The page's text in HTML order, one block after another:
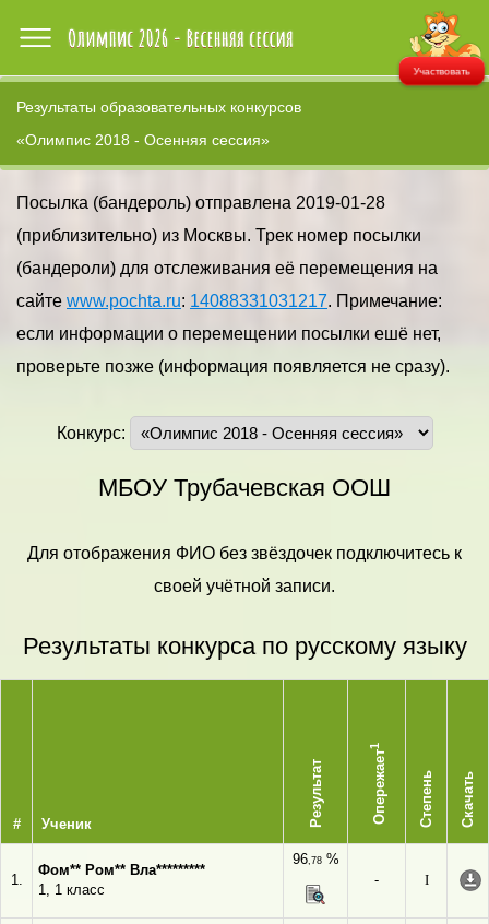
Участвовать
Результаты образовательных конкурсов
«Олимпис 2018 - Осенняя сессия»
Посылка (бандероль) отправлена 2019-01-28
(приблизительно) из Москвы. Трек номер посылки
(бандероли) для отслеживания её перемещения на
сайте www.pochta.ru: 14088331031217. Примечание:
если информации о перемещении посылки ешё нет,
проверьте позже (информация появляется не сразу).
Конкурс:
МБОУ Трубачевская ООШ
Для отображения ФИО без звёздочек подключитесь к
своей учётной записи.
Результаты конкурса по русскому языку
# Ученик Результат Опережает
1
Степень Скачать
1.
Фом** Ром** Вла*********
1, 1 класс
96,78%
-
I